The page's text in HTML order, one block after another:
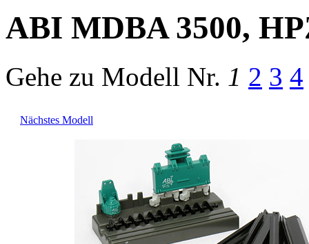
ABI MDBA 3500,
Gehe zu Modell Nr. 1 2 3 4
Nächstes Modell